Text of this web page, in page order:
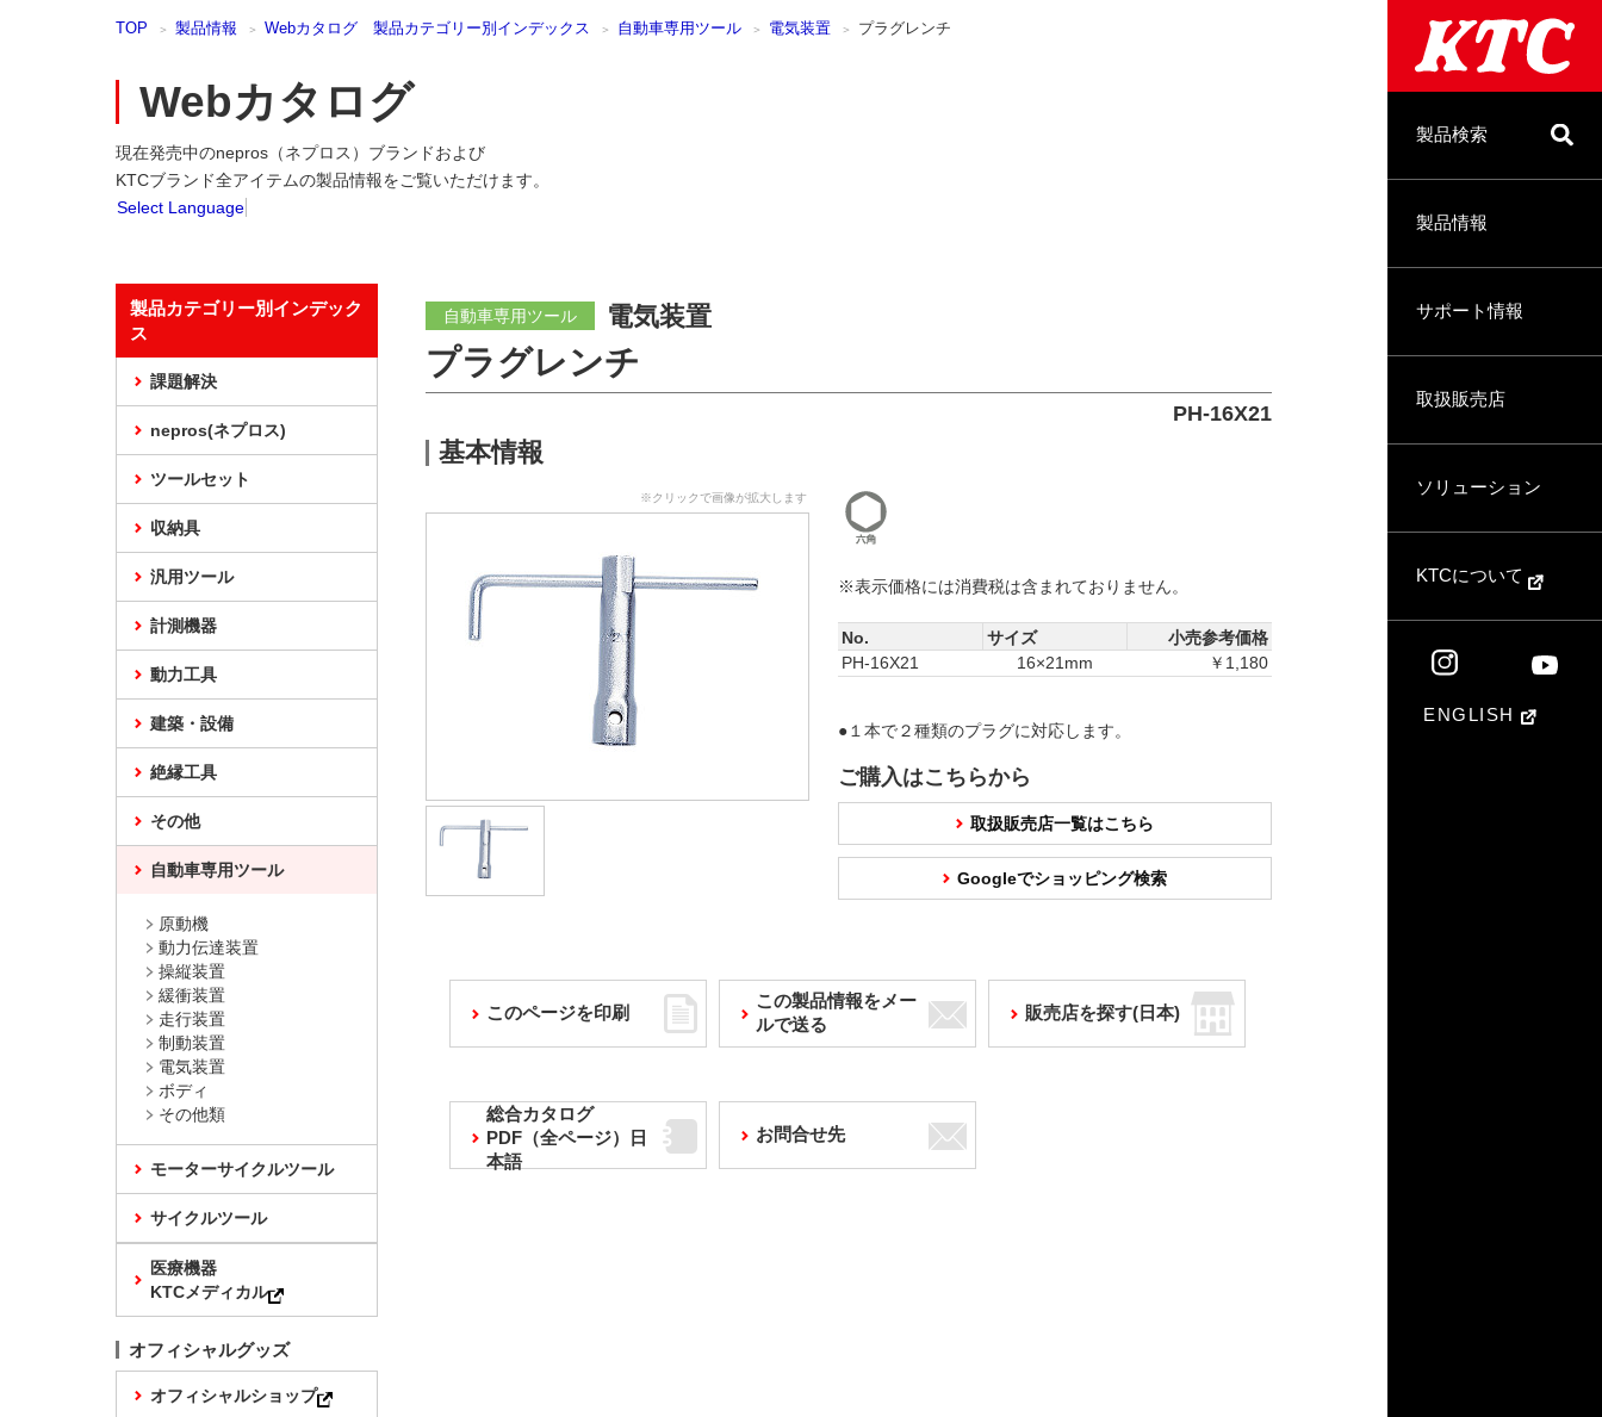
製品検索
製品情報
サポート情報
取扱販売店
ソリューション
KTCについて
ENGLISH
TOP 製品情報 Webカタログ 製品カテゴリー別インデックス 自動車専用ツール 電気装置 プラグレンチ
Webカタログ
現在発売中のnepros（ネプロス）ブランドおよび
KTCブランド全アイテムの製品情報をご覧いただけます。
Select Language
自動車専用ツール 電気装置
プラグレンチ
PH-16X21
基本情報
※クリックで画像が拡大します
※表示価格には消費税は含まれておりません。
No. サイズ
小売参考価格
PH-16X21
16×21mm ￥1,180
●１本で２種類のプラグに対応します。
ご購入はこちらから
取扱販売店一覧はこちら
Googleでショッピング検索
このページを印刷
この製品情報をメー
ルで送る
販売店を探す(日本)
総合カタログ
PDF（全ページ）日
本語
お問合せ先
製品カテゴリー別インデック
ス
課題解決
nepros(ネプロス)
ツールセット
収納具
汎用ツール
計測機器
動力工具
建築・設備
絶縁工具
その他
自動車専用ツール
原動機
動力伝達装置
操縦装置
緩衝装置
走行装置
制動装置
電気装置
ボディ
その他類
モーターサイクルツール
サイクルツール
医療機器
KTCメディカル
オフィシャルグッズ
オフィシャルショップ